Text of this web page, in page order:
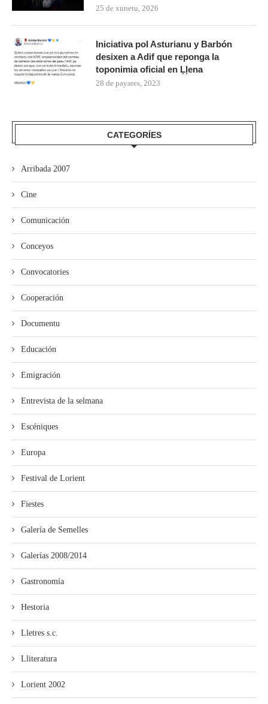
25 de xunetu, 2026
Iniciativa pol Asturianu y Barbón
desixen a Adif que reponga la
toponimia oficial en Ḷḷena
28 de payares, 2023
CATEGORÍES
Arribada 2007
Cine
Comunicación
Conceyos
Convocatories
Cooperación
Documentu
Educación
Emigración
Entrevista de la selmana
Escéniques
Europa
Festival de Lorient
Fiestes
Galería de Semelles
Galerías 2008/2014
Gastronomía
Hestoria
Lletres s.c.
Lliteratura
Lorient 2002